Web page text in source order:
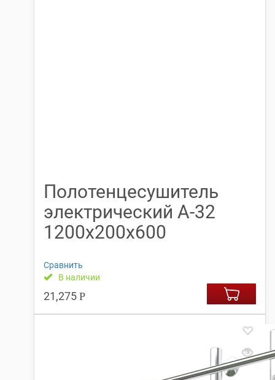
Полотенцесушитель
электрический А-32
1200х200х600
Сравнить
В наличии
21,275 Р